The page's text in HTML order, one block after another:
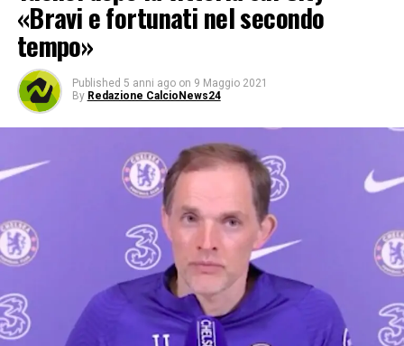
«Bravi e fortunati nel secondo
tempo»
Published 5 anni ago on 9 Maggio 2021
By Redazione CalcioNews24